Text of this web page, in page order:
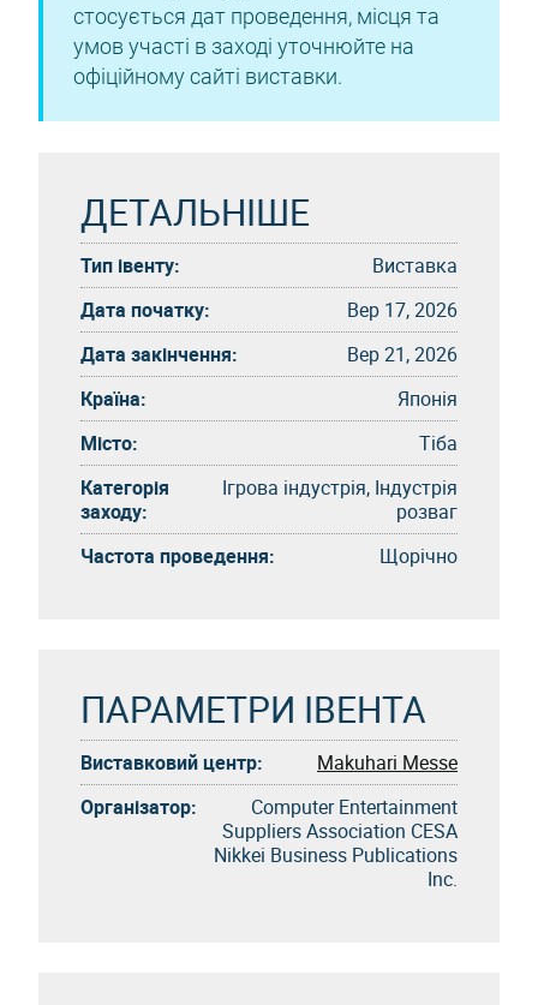
стосується дат проведення, місця та
умов участі в заході уточнюйте на
офіційному сайті виставки.
ДЕТАЛЬНІШЕ
Тип івенту:
Виставка
Дата початку:
Вер 17, 2026
Дата закінчення:
Вер 21, 2026
Країна:
Японія
Місто:
Тіба
Категорія
заходу:
Ігрова індустрія, Індустрія
розваг
Частота проведення:
Щорічно
ПАРАМЕТРИ ІВЕНТА
Виставковий центр:
Makuhari Messe
Організатор:
Computer Entertainment
Suppliers Association CESA
Nikkei Business Publications
Inc.